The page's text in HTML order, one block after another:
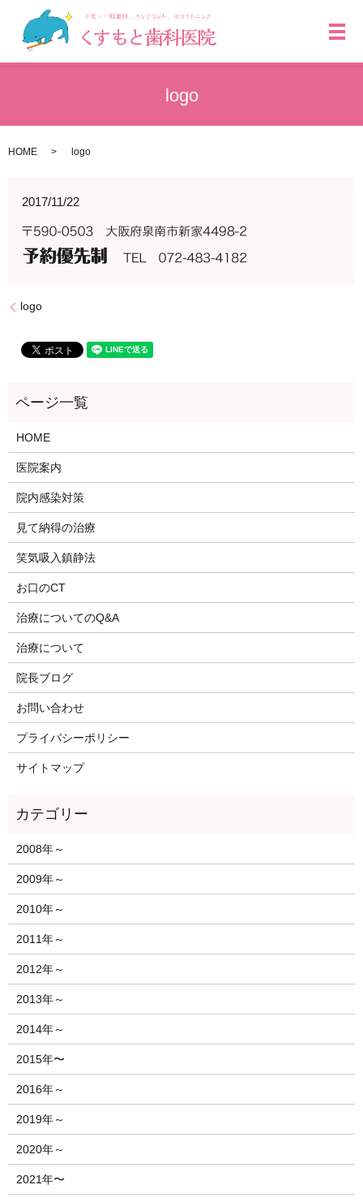
メ
logo
HOME logo
2017/11/22
logo
HOME
医院案内
院内感染対策
見て納得の治療
笑気吸入鎮静法
お口のCT
治療についてのQ&A
治療について
院長ブログ
お問い合わせ
プライバシーポリシー
サイトマップ
2008年～
2009年～
2010年～
2011年～
2012年～
2013年～
2014年～
2015年〜
2016年～
2019年～
2020年～
2021年〜